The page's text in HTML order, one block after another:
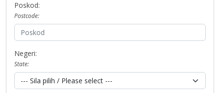
Poskod:
Postcode:
Negeri:
State: